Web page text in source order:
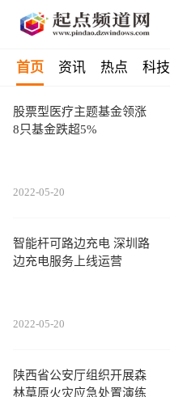
首页 资讯 热点 科技
股票型医疗主题基金领涨
8只基金跌超5%
2022-05-20
智能杆可路边充电 深圳路
边充电服务上线运营
2022-05-20
陕西省公安厅组织开展森
林草原火灾应急处置演练